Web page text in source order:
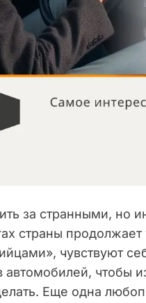
за странными, но
страны
чувствуют
автомобилей, чтобы
Еще одна